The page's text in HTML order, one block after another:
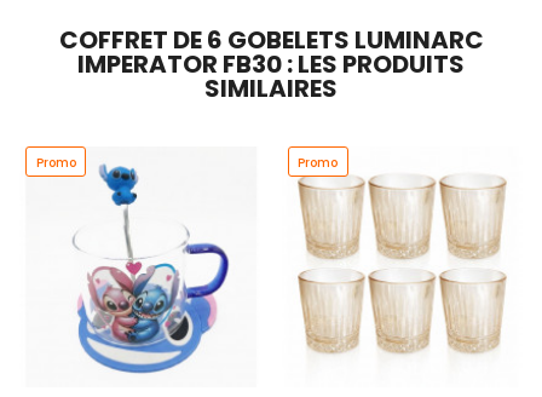
COFFRET DE 6 GOBELETS LUMINARC
IMPERATOR FB30 : LES PRODUITS
SIMILAIRES
Promo Promo